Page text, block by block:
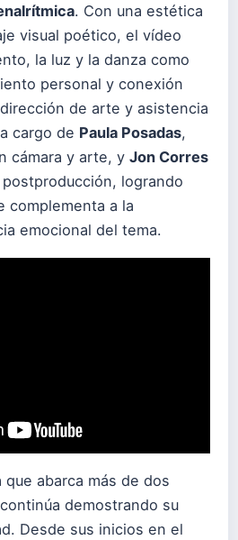
. Con una estética
visual poético, el vídeo
la luz y la danza como
personal y conexión
de arte y asistencia
cargo de Paula Posadas,
cámara y arte, y Jon Corres
logrando
complementa a la
emocional del tema.
abarca más de dos
demostrando su
Desde sus inicios en el